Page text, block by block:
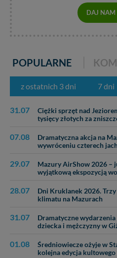
DAJ NAM
POPULARNE
z ostatnich 3 dni 7 dni
31.07
Ciężki sprzęt nad
tysięcy złotych za
07.08
Dramatyczna akcja na
wywróceniu czterech
29.07
Mazury AirShow 2026 –
wyjątkową ekspozycją
28.07
Dni Kruklanek 2026.
klimatu na Mazurach
31.07
Dramatyczne
dziecka i mężczyzny w
01.08
Średniowiecze ożyje w
kolejna edycja